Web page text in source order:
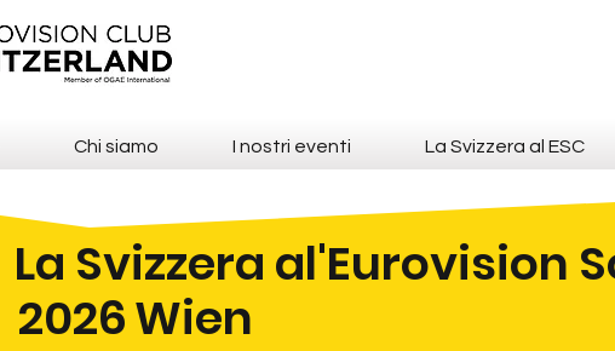
Chi siamo I nostri eventi La Svizzera al ESC
La Svizzera al'Eurovision
2026Wien